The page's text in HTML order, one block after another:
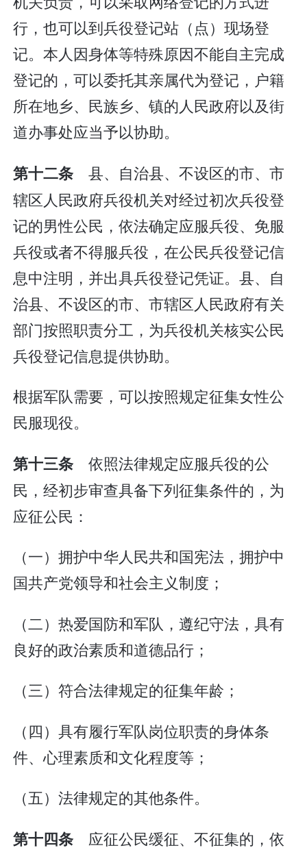
行，也可以到兵役登记站（点）现场登
记。本人因身体等特殊原因不能自主完成
登记的，可以委托其亲属代为登记，户籍
所在地乡、民族乡、镇的人民政府以及街
道办事处应当予以协助。
第十二条 县、自治县、不设区的市、市
辖区人民政府兵役机关对经过初次兵役登
记的男性公民，依法确定应服兵役、免服
兵役或者不得服兵役，在公民兵役登记信
息中注明，并出具兵役登记凭证。县、自
治县、不设区的市、市辖区人民政府有关
部门按照职责分工，为兵役机关核实公民
兵役登记信息提供协助。
根据军队需要，可以按照规定征集女性公
民服现役。
第十三条 依照法律规定应服兵役的公
民，经初步审查具备下列征集条件的，为
应征公民：
（一）拥护中华人民共和国宪法，拥护中
国共产党领导和社会主义制度；
（二）热爱国防和军队，遵纪守法，具有
良好的政治素质和道德品行；
（三）符合法律规定的征集年龄；
（四）具有履行军队岗位职责的身体条
件、心理素质和文化程度等；
（五）法律规定的其他条件。
第十四条 应征公民缓征、不征集的，依